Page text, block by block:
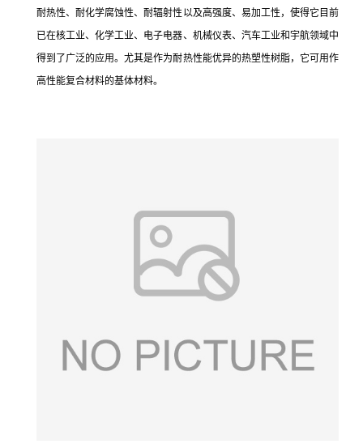
耐热性、耐化学腐蚀性、耐辐射性以及高强度、易加工性，使得它目前
已在核工业、化学工业、电子电器、机械仪表、汽车工业和宇航领域中
得到了广泛的应用。尤其是作为耐热性能优异的热塑性树脂，它可用作
高性能复合材料的基体材料。